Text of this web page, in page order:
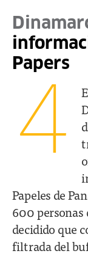
Papers
4
Papeles de
600 personas
decidido que
filtrada del